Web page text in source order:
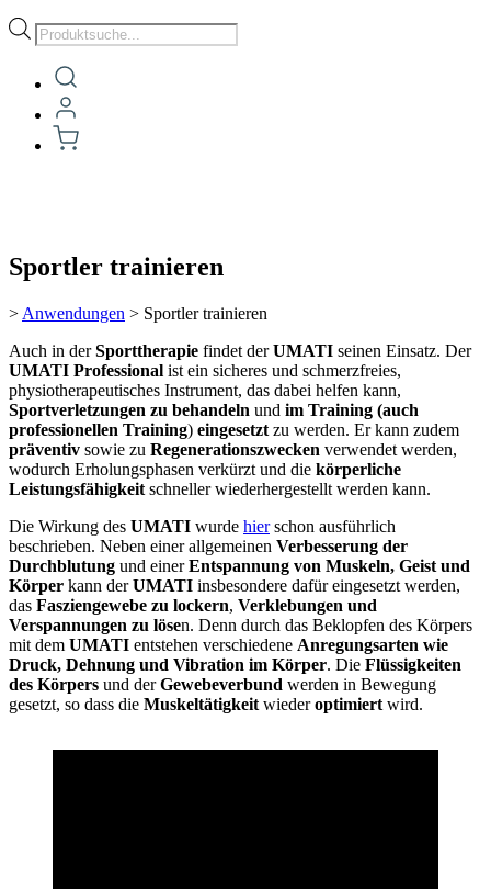
Products
search
Sportler trainieren
> Anwendungen > Sportler trainieren
Auch in derSporttherapie findet derUMATI seinen Einsatz. Der
UMATI Professional ist ein sicheres und schmerzfreies,
physiotherapeutisches Instrument, das dabei helfen kann,
Sportverletzungen zu behandeln und im Training (auch
professionellen Training) eingesetzt zu werden. Er kann zudem
präventiv sowie zu Regenerationszwecken verwendet werden,
wodurch Erholungsphasen verkürzt und die körperliche
Leistungsfähigkeit schneller wiederhergestellt werden kann.
Die Wirkung des UMATI wurde hierschon ausführlich
beschrieben. Neben einer allgemeinen Verbesserung der
Durchblutung und einerEntspannung von Muskeln, Geist und
Körper kann derUMATI insbesondere dafür eingesetzt werden,
das Fasziengewebe zu lockern, Verklebungen und
Verspannungen zu lösen. Denn durch das Beklopfen des Körpers
mit dem UMATI entstehen verschiedene Anregungsarten wie
Druck, Dehnung und Vibration im Körper. Die Flüssigkeiten
des Körpers und derGewebeverbund werden in Bewegung
gesetzt, so dass die Muskeltätigkeit wiederoptimiert wird.